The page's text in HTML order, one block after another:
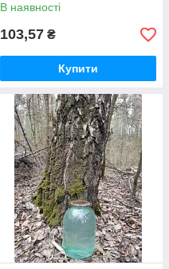
В наявності
103,57 ₴
Купити